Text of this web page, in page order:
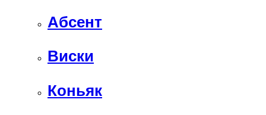
Абсент
Виски
Коньяк